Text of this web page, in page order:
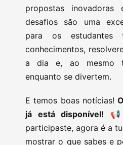
propostas inovadoras
desafios são uma
para os estudantes
conhecimentos,
a dia e, ao mesmo
enquanto se divertem.
E temos boas notícias!
já está disponível!
participaste, agora é a
mostrar o que sabes e